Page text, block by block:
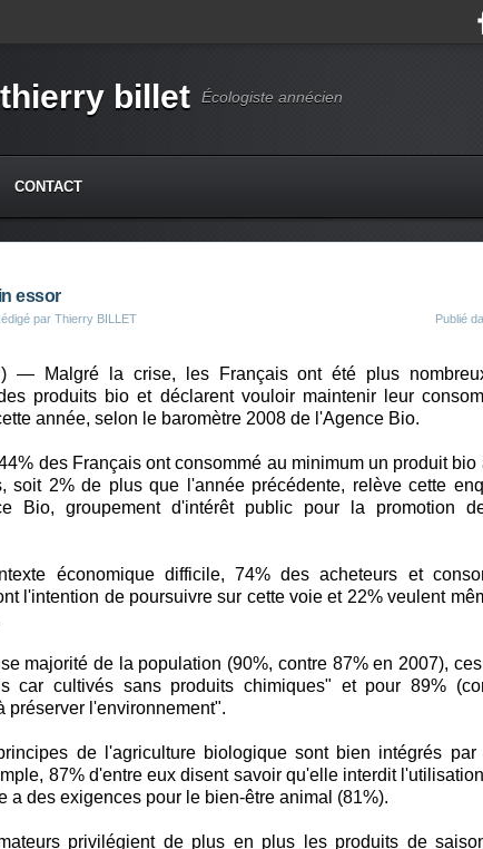
thierry billet Écologiste annécien
CONTACT
essor
par Thierry BILLET Publié
— Malgré la crise, les Français ont été plus
produits bio et déclarent vouloir maintenir leur
année, selon le baromètre 2008 de l'Agence Bio.
des Français ont consommé au minimum un produit
soit 2% de plus que l'année précédente, relève cette
Bio, groupement d'intérêt public pour la promotion
économique difficile, 74% des acheteurs et
l'intention de poursuivre sur cette voie et 22% veulent
majorité de la population (90%, contre 87% en 2007),
car cultivés sans produits chimiques" et pour 89%
préserver l'environnement".
de l'agriculture biologique sont bien intégrés par
87% d'entre eux disent savoir qu'elle interdit
a des exigences pour le bien-être animal (81%).
privilégient de plus en plus les produits de